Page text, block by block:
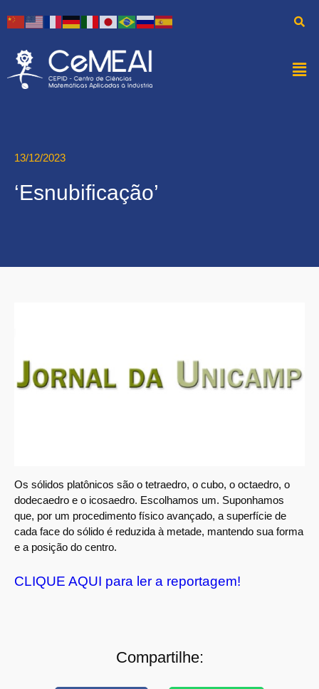
13/12/2023
‘Esnubificação’
Os sólidos platônicos são o tetraedro, o cubo, o octaedro, o
dodecaedro e o icosaedro. Escolhamos um. Suponhamos
que, por um procedimento físico avançado, a superfície de
cada face do sólido é reduzida à metade, mantendo sua forma
e a posição do centro.
CLIQUE AQUI para ler a reportagem!
Compartilhe: